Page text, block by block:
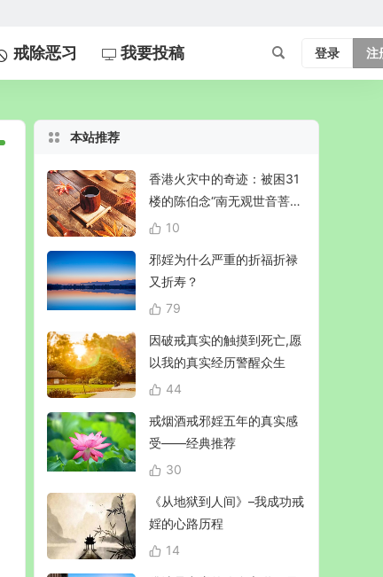
戒除恶习 我要投稿 登录 注
本站推荐
香港火灾中的奇迹：被困31
楼的陈伯念“南无观世音菩
萨”20小时奇迹生还！
10
邪婬为什么严重的折福折禄
又折寿？
79
因破戒真实的触摸到死亡,愿
以我的真实经历警醒众生
44
戒烟酒戒邪婬五年的真实感
受——经典推荐
30
《从地狱到人间》–我成功戒
婬的心路历程
14